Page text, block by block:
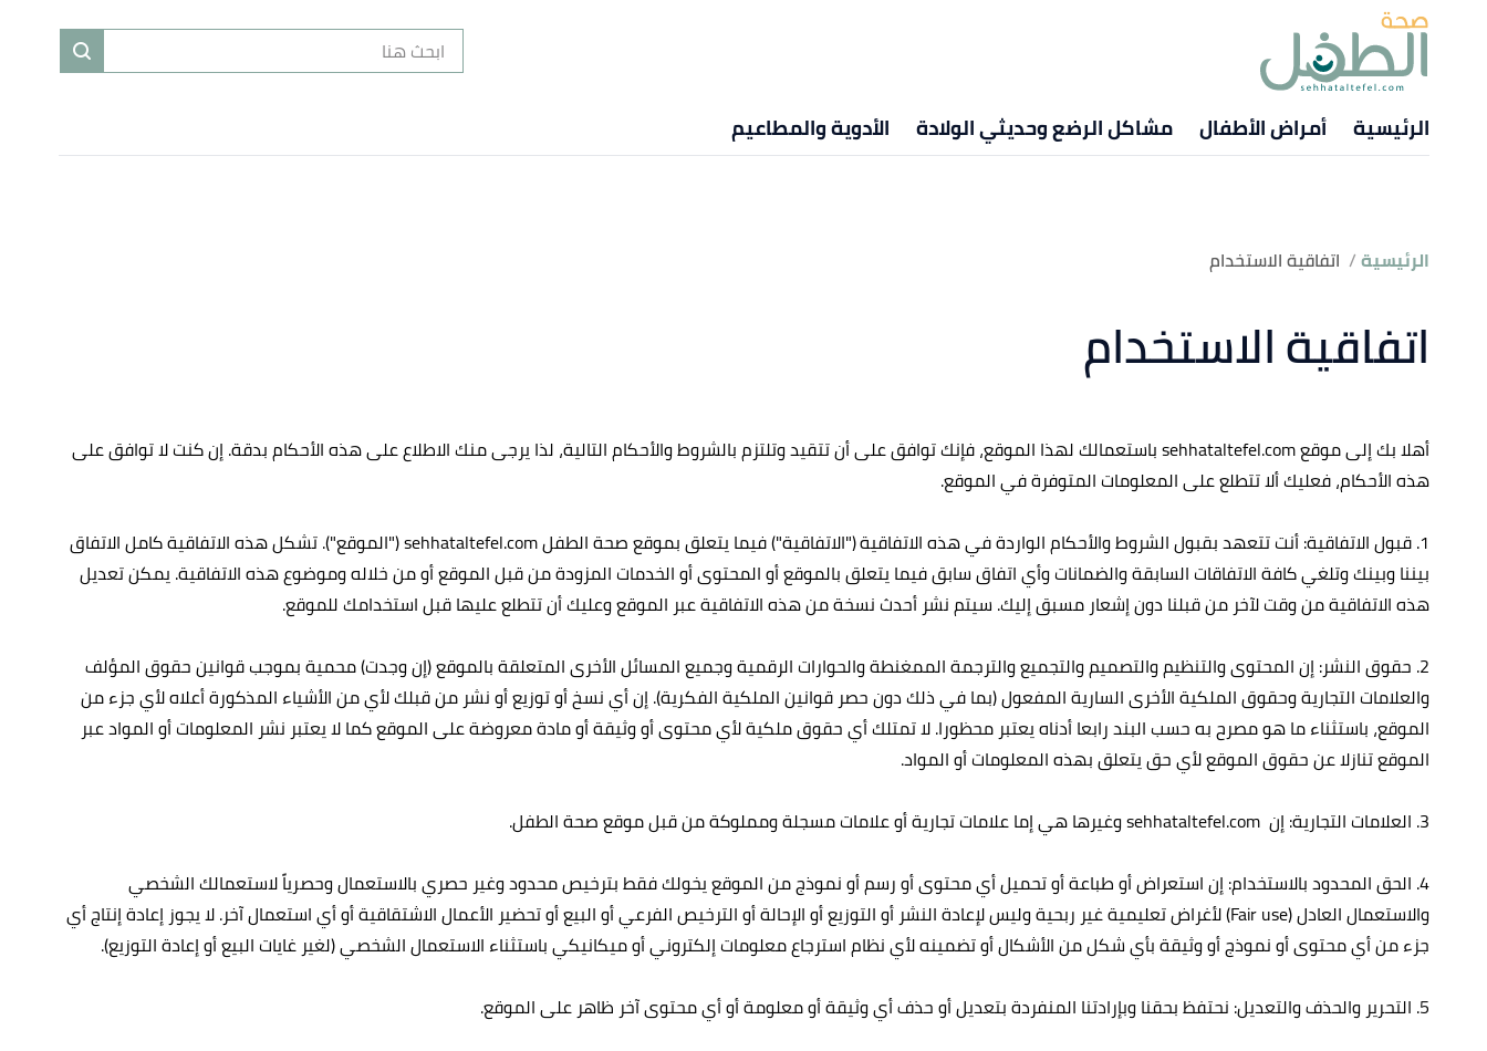
الرئيسية أمراض الأطفال مشاكل الرضع وحديثي الولادة الأدوية والمطاعيم
الرئيسية اتفاقية الاستخدام
اتفاقية الاستخدام
أهلا بك إلى موقع sehhataltefel.com باستعمالك لهذا الموقع، فإنك توافق على أن تتقيد وتلتزم بالشروط والأحكام التالية، لذا يرجى منك الاطلاع على هذه الأحكام بدقة. إن كنت لا توافق على
هذه الأحكام، فعليك ألا تتطلع على المعلومات المتوفرة في الموقع.
1. قبول الاتفاقية: أنت تتعهد بقبول الشروط والأحكام الواردة في هذه الاتفاقية ("الاتفاقية") فيما يتعلق بموقع صحة الطفل sehhataltefel.com ("الموقع"). تشكل هذه الاتفاقية كامل الاتفاق
بيننا وبينك وتلغي كافة الاتفاقات السابقة والضمانات وأي اتفاق سابق فيما يتعلق بالموقع أو المحتوى أو الخدمات المزودة من قبل الموقع أو من خلاله وموضوع هذه الاتفاقية. يمكن تعديل
هذه الاتفاقية من وقت لآخر من قبلنا دون إشعار مسبق إليك. سيتم نشر أحدث نسخة من هذه الاتفاقية عبر الموقع وعليك أن تتطلع عليها قبل استخدامك للموقع.
2. حقوق النشر: إن المحتوى والتنظيم والتصميم والتجميع والترجمة الممغنطة والحوارات الرقمية وجميع المسائل الأخرى المتعلقة بالموقع (إن وجدت) محمية بموجب قوانين حقوق المؤلف
والعلامات التجارية وحقوق الملكية الأخرى السارية المفعول (بما في ذلك دون حصر قوانين الملكية الفكرية). إن أي نسخ أو توزيع أو نشر من قبلك لأي من الأشياء المذكورة أعلاه لأي جزء من
الموقع، باستثناء ما هو مصرح به حسب البند رابعا أدناه يعتبر محظورا. لا تمتلك أي حقوق ملكية لأي محتوى أو وثيقة أو مادة معروضة على الموقع كما لا يعتبر نشر المعلومات أو المواد عبر
الموقع تنازلا عن حقوق الموقع لأي حق يتعلق بهذه المعلومات أو المواد.
3. العلامات التجارية: إن sehhataltefel.com وغيرها هي إما علامات تجارية أو علامات مسجلة ومملوكة من قبل موقع صحة الطفل.
4. الحق المحدود بالاستخدام: إن استعراض أو طباعة أو تحميل أي محتوى أو رسم أو نموذج من الموقع يخولك فقط بترخيص محدود وغير حصري بالاستعمال وحصرياً لاستعمالك الشخصي
والاستعمال العادل (Fair use) لأغراض تعليمية غير ربحية وليس لإعادة النشر أو التوزيع أو الإحالة أو الترخيص الفرعي أو البيع أو تحضير الأعمال الاشتقاقية أو أي استعمال آخر. لا يجوز إعادة إنتاج أي
جزء من أي محتوى أو نموذج أو وثيقة بأي شكل من الأشكال أو تضمينه لأي نظام استرجاع معلومات إلكتروني أو ميكانيكي باستثناء الاستعمال الشخصي (لغير غايات البيع أو إعادة التوزيع).
5. التحرير والحذف والتعديل: نحتفظ بحقنا وبإرادتنا المنفردة بتعديل أو حذف أي وثيقة أو معلومة أو أي محتوى آخر ظاهر على الموقع.